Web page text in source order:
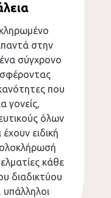
στην
σύγχρονο
που
γονείς,
όλων
ειδική
κάθε
διαδικτύου
υπάλληλοι